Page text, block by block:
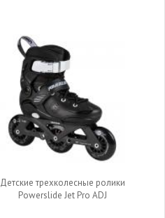
Детские трехколесные ролики
Powerslide Jet Pro ADJ